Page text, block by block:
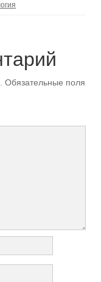
Обязательные поля